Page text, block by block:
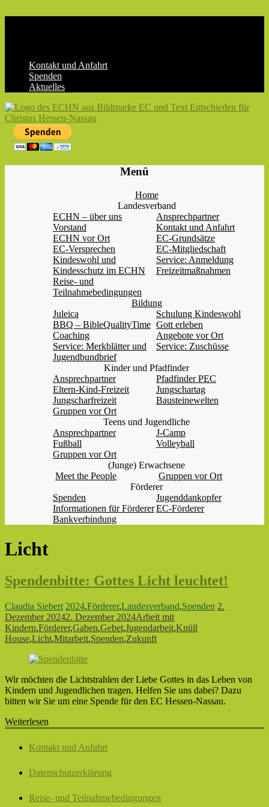
Kontakt und Anfahrt
Spenden
Aktuelles
ECHN
EC-
Menü
Home
Landesverband
ECHN – über uns
Ansprechpartner
Vorstand
Kontakt und Anfahrt
ECHN vor Ort
EC-Grundsätze
EC-Versprechen
EC-Mitgliedschaft
Kindeswohl und
Kindesschutz im ECHN
Service: Anmeldung
Freizeitmaßnahmen
Reise- und
Teilnahmebedingungen
Bildung
Juleica
Schulung Kindeswohl
BBQ – BibleQualityTime Gott erleben
Coaching
Angebote vor Ort
Service: Merkblätter und
Jugendbundbrief
Service: Zuschüsse
Kinder und Pfadfinder
Ansprechpartner
Pfadfinder PEC
Eltern-Kind-Freizeit
Jungschartag
Jungscharfreizeit
Bausteinewelten
Gruppen vor Ort
Teens und Jugendliche
Ansprechpartner
J-Camp
Fußball
Volleyball
Gruppen vor Ort
(Junge) Erwachsene
Meet the People
Gruppen vor Ort
Förderer
Spenden
Jugenddankopfer
Informationen für FördererEC-Förderer
Bankverbindung
Licht
Spendenbitte: Gottes Licht leuchtet!
Claudia Siebert 2024,Förderer,Landesverband,Spenden 2.
Dezember 20242. Dezember 2024Arbeit mit
Kindern,Förderer,Gaben,Gebet,Jugendarbeit,Knüll
House,Licht,Mitarbeit,Spenden,Zukunft
Wir möchten die Lichtstrahlen der Liebe Gottes in das Leben von
Kindern und Jugendlichen tragen. Helfen Sie uns dabei? Dazu
bitten wir Sie um eine Spende für den EC Hessen-Nassau.
Weiterlesen
Kontakt und Anfahrt
Datenschutzerklärung
Reise- und Teilnahmebedingungen